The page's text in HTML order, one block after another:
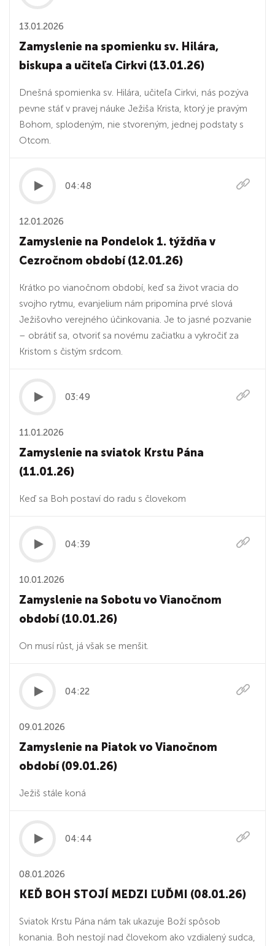
13.01.2026
Zamyslenie na spomienku sv. Hilára,
biskupa a učiteľa Cirkvi (13.01.26)
Dnešná spomienka sv. Hilára, učiteľa Cirkvi, nás pozýva
pevne stáť v pravej náuke Ježiša Krista, ktorý je pravým
Bohom, splodeným, nie stvoreným, jednej podstaty s
Otcom.
04:48
12.01.2026
Zamyslenie na Pondelok 1. týždňa v
Cezročnom období (12.01.26)
Krátko po vianočnom období, keď sa život vracia do
svojho rytmu, evanjelium nám pripomína prvé slová
Ježišovho verejného účinkovania. Je to jasné pozvanie
– obrátiť sa, otvoriť sa novému začiatku a vykročiť za
Kristom s čistým srdcom.
03:49
11.01.2026
Zamyslenie na sviatok Krstu Pána
(11.01.26)
Keď sa Boh postaví do radu s človekom
04:39
10.01.2026
Zamyslenie na Sobotu vo Vianočnom
období (10.01.26)
On musí růst, já však se menšit.
04:22
09.01.2026
Zamyslenie na Piatok vo Vianočnom
období (09.01.26)
Ježiš stále koná
04:44
08.01.2026
KEĎ BOH STOJÍ MEDZI ĽUĎMI (08.01.26)
Sviatok Krstu Pána nám tak ukazuje Boží spôsob
konania. Boh nestojí nad človekom ako vzdialený sudca,